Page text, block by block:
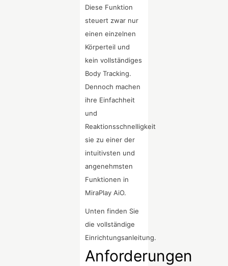
Diese Funktion
steuert zwar nur
einen einzelnen
Körperteil und
kein vollständiges
Body Tracking.
Dennoch machen
ihre Einfachheit
und
Reaktionsschnelligkeit
sie zu einer der
intuitivsten und
angenehmsten
Funktionen in
MiraPlay AiO.
Unten finden Sie
die vollständige
Einrichtungsanleitung.
Anforderungen